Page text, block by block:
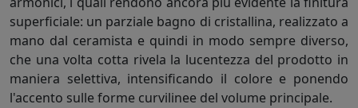
superficiale: un parziale bagno di cristallina, realizzato a
mano dal ceramista e quindi in modo sempre diverso,
che una volta cotta rivela la lucentezza del prodotto in
maniera selettiva, intensificando il colore e ponendo
l'accento sulle forme curvilinee del volume principale.